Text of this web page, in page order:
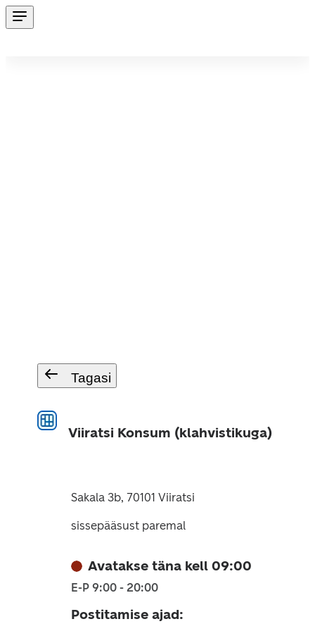
Tagasi
Viiratsi Konsum (klahvistikuga)
Sakala 3b, 70101 Viiratsi
sissepääsust paremal
Avatakse täna kell 09:00
E-P 9:00 - 20:00
Postitamise ajad: